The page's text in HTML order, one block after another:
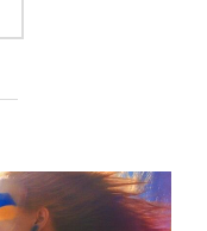
DER FREIHEIT IN DER